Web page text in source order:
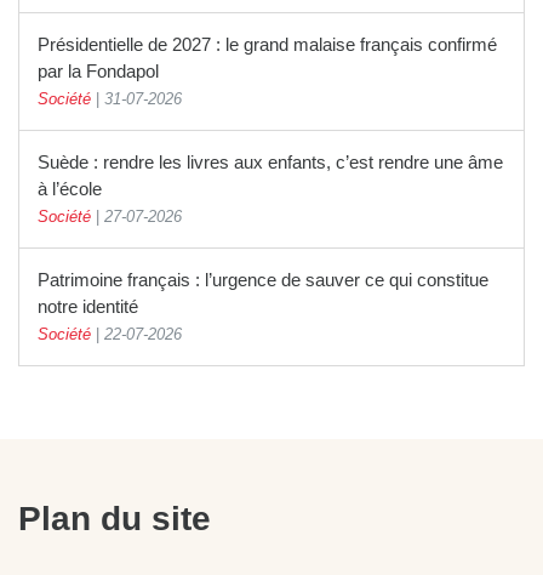
Présidentielle de 2027 : le grand malaise français confirmé
par la Fondapol
Société | 31-07-2026
Suède : rendre les livres aux enfants, c’est rendre une âme
à l’école
Société | 27-07-2026
Patrimoine français : l’urgence de sauver ce qui constitue
notre identité
Société | 22-07-2026
Plan du site